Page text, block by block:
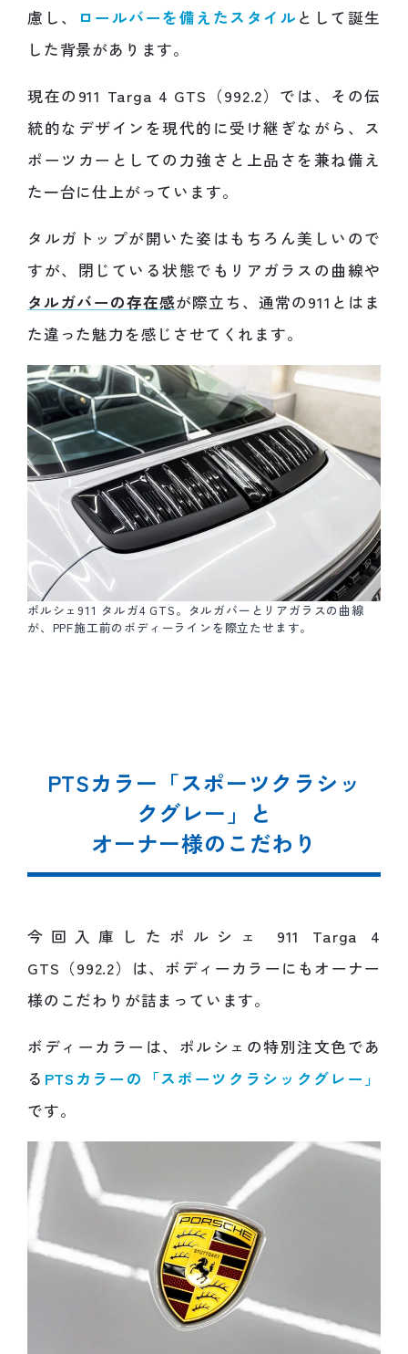
慮し、
ロールバーを備えたスタイル として誕生
した背景があります。
現在の911 Targa 4 GTS（992.2）では、その伝
統的なデザインを現代的に受け継ぎながら、ス
ポーツカーとしての力強さと上品さを兼ね備え
た一台に仕上がっています。
タルガトップが開いた姿はもちろん美しいので
すが、閉じている状態でもリアガラスの曲線や
タルガバーの存在感が際立ち、通常の911とはま
た違った魅力を感じさせてくれます。
ポルシェ911 タルガ4 GTS。タルガバーとリアガラスの曲線
が、PPF施工前のボディーラインを際立たせます。
PTSカラー「スポーツクラシッ
クグレー」と
オーナー様のこだわり
今回入庫したポルシェ 911 Targa 4
GTS（992.2）は、ボディーカラーにもオーナー
様のこだわりが詰まっています。
ボディーカラーは、ポルシェの特別注文色であ
る PTSカラーの「スポーツクラシックグレー」
です。